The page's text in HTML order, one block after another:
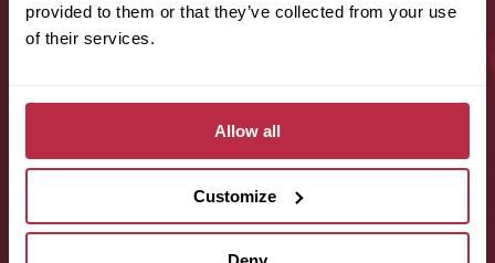
provided to them or that they’ve collected from your use
of their services.
Allow all
Customize
Telefon (povinné):